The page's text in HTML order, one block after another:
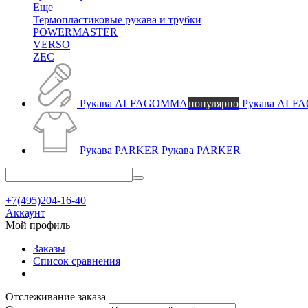
Еще
Термопластиковые рукава и трубки
POWERMASTER
VERSO
ZEC
Рукава ALFAGOMMAпопулярно Рукава
Рукава PARKER Рукава PARKER
+7(495)204-16-40
Аккаунт
Мой профиль
Заказы
Список сравнения
Отслеживание заказа